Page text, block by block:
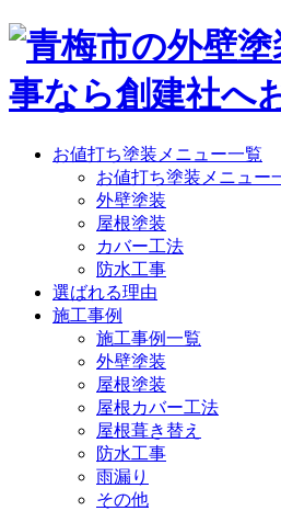
お値打ち塗装メニュー一覧
お値打ち塗装メニュー
外壁塗装
屋根塗装
カバー工法
防水工事
選ばれる理由
施工事例
施工事例一覧
外壁塗装
屋根塗装
屋根カバー工法
屋根葺き替え
防水工事
雨漏り
その他